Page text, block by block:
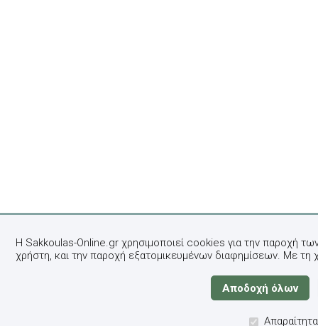
Η Sakkoulas-Online.gr χρησιμοποιεί cookies για την παροχή
χρήστη, και την παροχή εξατομικευμένων διαφημίσεων. Με